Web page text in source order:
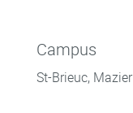
Campus
St-Brieuc, Mazier